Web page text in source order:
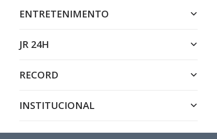
ENTRETENIMENTO
JR 24H
RECORD
INSTITUCIONAL